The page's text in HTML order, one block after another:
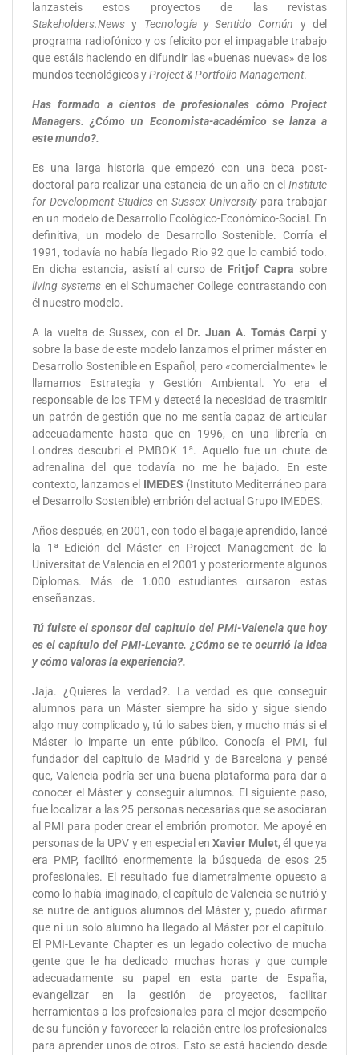
lanzasteis estos proyectos de las revistas
Stakeholders.News y Tecnología y Sentido Común y del
programa radiofónico y os felicito por el impagable trabajo
que estáis haciendo en difundir las «buenas nuevas» de los
mundos tecnológicos yProject & Portfolio Management.
Has formado a cientos de profesionales cómo Project
Managers. ¿Cómo un Economista-académico se lanza a
este mundo?.
Es una larga historia que empezó con una beca post-
doctoral para realizar una estancia de un año en el Institute
for Development StudiesenSussex Universitypara trabajar
en un modelo de Desarrollo Ecológico-Económico-Social. En
definitiva, un modelo de Desarrollo Sostenible. Corría el
1991, todavía no había llegado Rio 92 que lo cambió todo.
En dicha estancia, asistí al curso de Fritjof Capra sobre
living systems en el Schumacher College contrastando con
él nuestro modelo.
A la vuelta de Sussex, con el Dr. Juan A. Tomás Carpí y
sobre la base de este modelo lanzamos el primer máster en
Desarrollo Sostenible en Español, pero «comercialmente» le
llamamos Estrategia y Gestión Ambiental. Yo era el
responsable de los TFM y detecté la necesidad de trasmitir
un patrón de gestión que no me sentía capaz de articular
adecuadamente hasta que en 1996, en una librería en
Londres descubrí el PMBOK 1ª. Aquello fue un chute de
adrenalina del que todavía no me he bajado. En este
contexto, lanzamos el IMEDES (Instituto Mediterráneo para
el Desarrollo Sostenible) embrión del actual Grupo IMEDES.
Años después, en 2001, con todo el bagaje aprendido, lancé
la 1ª Edición del Máster en Project Management de la
Universitat de Valencia en el 2001 y posteriormente algunos
Diplomas. Más de 1.000 estudiantes cursaron estas
enseñanzas.
Tú fuiste el sponsor del capitulo del PMI-Valencia que hoy
es el capítulo del PMI-Levante. ¿Cómo se te ocurrió la idea
y cómo valoras la experiencia?.
Jaja. ¿Quieres la verdad?. La verdad es que conseguir
alumnos para un Máster siempre ha sido y sigue siendo
algo muy complicado y, tú lo sabes bien, y mucho más si el
Máster lo imparte un ente público. Conocía el PMI, fui
fundador del capitulo de Madrid y de Barcelona y pensé
que, Valencia podría ser una buena plataforma para dar a
conocer el Máster y conseguir alumnos. El siguiente paso,
fue localizar a las 25 personas necesarias que se asociaran
al PMI para poder crear el embrión promotor. Me apoyé en
personas de la UPV y en especial enXavier Mulet, él que ya
era PMP, facilitó enormemente la búsqueda de esos 25
profesionales. El resultado fue diametralmente opuesto a
como lo había imaginado, el capítulo de Valencia se nutrió y
se nutre de antiguos alumnos del Máster y, puedo afirmar
que ni un solo alumno ha llegado al Máster por el capítulo.
El PMI-Levante Chapter es un legado colectivo de mucha
gente que le ha dedicado muchas horas y que cumple
adecuadamente su papel en esta parte de España,
evangelizar en la gestión de proyectos, facilitar
herramientas a los profesionales para el mejor desempeño
de su función y favorecer la relación entre los profesionales
para aprender unos de otros. Esto se está haciendo desde